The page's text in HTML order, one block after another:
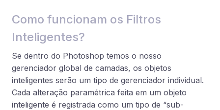
Como funcionam os Filtros
Inteligentes?
Se dentro do Photoshop temos o nosso
gerenciador global de camadas, os objetos
inteligentes serão um tipo de gerenciador individual.
Cada alteração paramétrica feita em um objeto
inteligente é registrada como um tipo de “sub-